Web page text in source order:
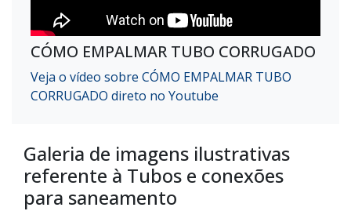
CÓMO EMPALMAR TUBO CORRUGADO
Veja o vídeo sobre CÓMO EMPALMAR TUBO
CORRUGADO direto no Youtube
Galeria de imagens ilustrativas
referente à Tubos e conexões
para saneamento